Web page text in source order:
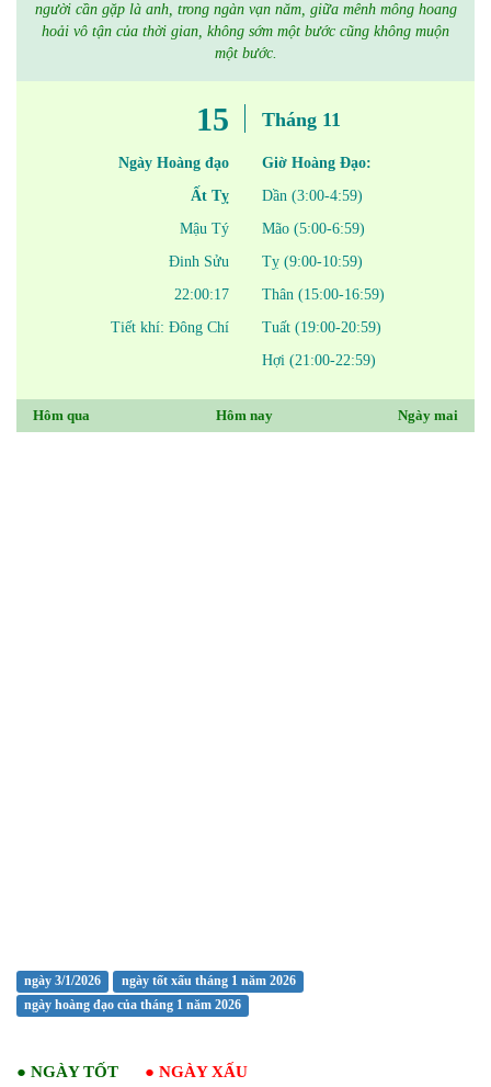
người cần gặp là anh, trong ngàn vạn năm, giữa mênh mông hoang
hoải vô tận của thời gian, không sớm một bước cũng không muộn
một bước.
15
Ngày Hoàng đạo
Ất Tỵ
Mậu Tý
Đinh Sửu
22:00:17
Tiết khí: Đông Chí
Tháng 11
Giờ Hoàng Đạo:
Dần (3:00-4:59)
Mão (5:00-6:59)
Tỵ (9:00-10:59)
Thân (15:00-16:59)
Tuất (19:00-20:59)
Hợi (21:00-22:59)
Hôm qua Hôm nay Ngày mai
ngày 3/1/2026
ngày tốt xấu tháng 1 năm 2026
ngày hoàng đạo của tháng 1 năm 2026
● NGÀY TỐT ● NGÀY XẤU